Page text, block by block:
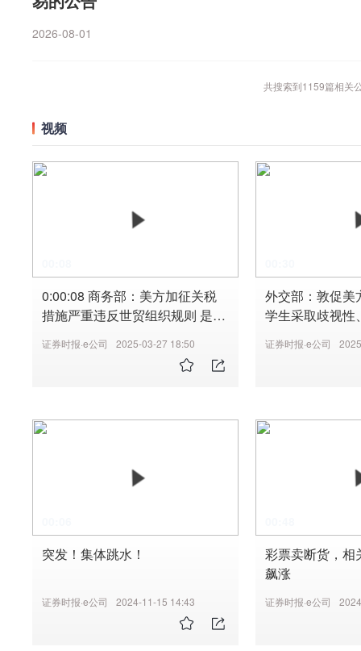
2026-08-01
共搜索到1159篇相关
视频
0:00:08 商务部：美方加征关税
措施严重违反世贸组织规则 是典
起诉 #商务部 #关税
证券时报·e公司 2025-03-27 18:50
外交部：敦促美
学生采取歧视性
证券时报·e公司
突发！集体跳水！
证券时报·e公司 2024-11-15 14:43
彩票卖断货，相
飙涨
证券时报·e公司